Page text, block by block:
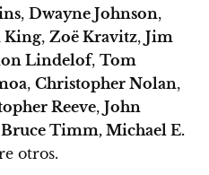
, Dwayne Johnson,
King, Zoë Kravitz, Jim
Lindelof, Tom
, Christopher Nolan,
Reeve, John
Bruce Timm, Michael E.
otros.